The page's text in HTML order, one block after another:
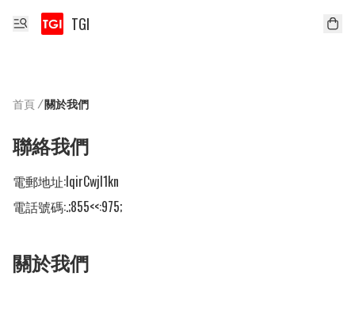
TGI
首頁/關於我們
聯絡我們
電郵地址:lqirCwjl1kn
電話號碼:.;855<<:975;
關於我們